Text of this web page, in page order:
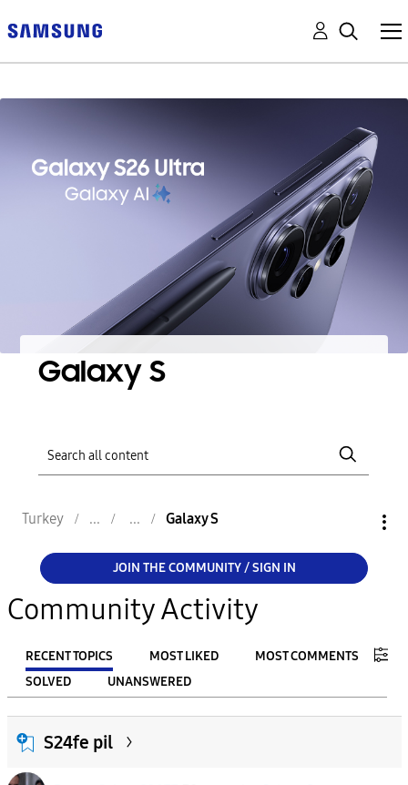
Galaxy S
Turkey Galaxy S
JOIN THE COMMUNITY / SIGN IN
Community Activity
RECENT TOPICS MOST LIKED
MOST COMMENTS
SOLVED
UNANSWERED
FILTER:
FromS24fe pil